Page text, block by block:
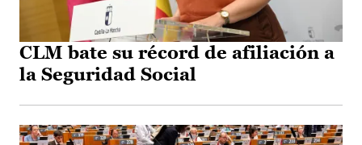
CLM bate su récord de afiliación a
la Seguridad Social